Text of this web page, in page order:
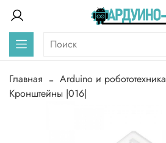
Главная Arduino и робототехника
Кронштейны |016|